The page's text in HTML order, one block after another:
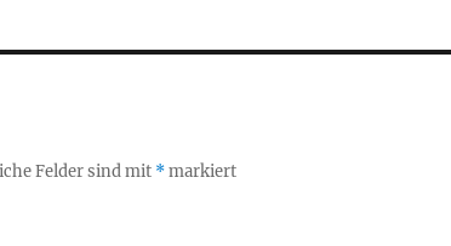
Felder sind mit *markiert